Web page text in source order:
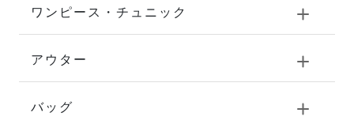
ワンピース・チュニック
アウター
バッグ